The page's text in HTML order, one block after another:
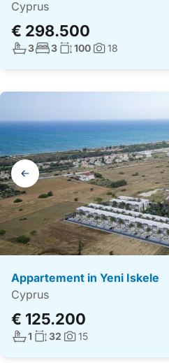
Cyprus
€ 298.500
Aantal badkamers:
3Aantal slaapkamers:
3Woonoppervlakte:
100Foto's:
18
Galerij
navigatie
Appartement in Yeni Iskele
Cyprus
€ 125.200
Aantal badkamers:
1 Woonoppervlakte:
32 Foto's:
15